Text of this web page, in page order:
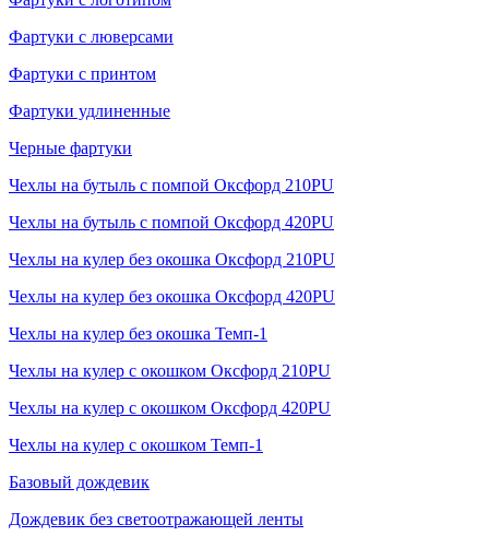
Фартуки с люверсами
Фартуки с принтом
Фартуки удлиненные
Черные фартуки
Чехлы на бутыль с помпой Оксфорд 210PU
Чехлы на бутыль с помпой Оксфорд 420PU
Чехлы на кулер без окошка Оксфорд 210PU
Чехлы на кулер без окошка Оксфорд 420PU
Чехлы на кулер без окошка Темп-1
Чехлы на кулер с окошком Оксфорд 210PU
Чехлы на кулер с окошком Оксфорд 420PU
Чехлы на кулер с окошком Темп-1
Базовый дождевик
Дождевик без светоотражающей ленты